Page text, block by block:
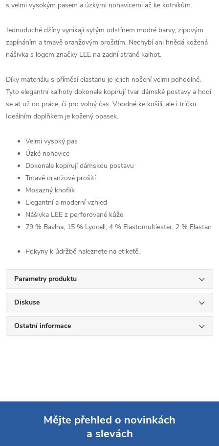
s velmi vysokým pasem a úzkými nohavicemi až ke kotníkům.
Jednoduché džíny vynikají sytým odstínem modré barvy, zipovým
zapínáním a tmavě oranžovým prošitím. Nechybí ani hnědá kožená
nášivka s logem značky LEE na zadní straně kalhot.
Díky materiálu s příměsí elastanu je jejich nošení velmi pohodlné.
Tyto elegantní kalhoty dokonale kopírují tvar dámské postavy a hodí
se ať už do práce, či pro volný čas. Vhodné ke košili, ale i tričku.
Ideálním doplňkem je kožený opasek.
Velmi vysoký pas
Úzké nohavice
Dokonale kopírují dámskou postavu
Tmavě oranžové prošití
Mosazný knoflík
Elegantní a moderní vzhled
Nášivka LEE z perforované kůže
79 % Bavlna, 15 % Lyocell, 4 % Elastomultiester, 2 % Elastan
Pokyny k údržbě naleznete na etiketě.
Parametry produktu
Diskuse
Ostatní informace
Mějte přehled o novinkách
a slevách